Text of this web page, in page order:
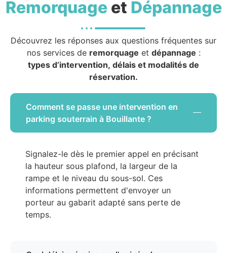
Remorquageet Dépannage
Découvrez les réponses aux questions fréquentes sur
nos services de remorquage et dépannage :
types d’intervention, délais et modalités de
réservation.
Comment se passe une intervention en
parking souterrain à Bouillante ?
Signalez-le dès le premier appel en précisant
la hauteur sous plafond, la largeur de la
rampe et le niveau du sous-sol. Ces
informations permettent d'envoyer un
porteur au gabarit adapté sans perte de
temps.